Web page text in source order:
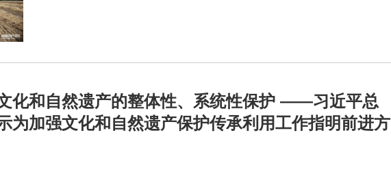
化和自然遗产的整体性、系统性保护 ——习近平总
为加强文化和自然遗产保护传承利用工作指明前进方